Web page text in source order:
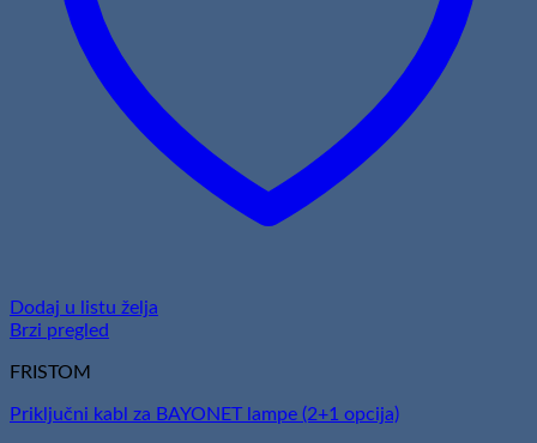
Dodaj u listu želja
Brzi pregled
FRISTOM
Priključni kabl za BAYONET lampe (2+1 opcija)